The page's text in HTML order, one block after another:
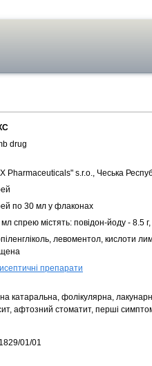
drug
Pharmaceuticals" s.r.o., Чеська
по 30 мл у флаконах
спрею містять: повiдон-йоду - 8.5 г,
левоментол, кислоти
препарати
катаральна, фолікулярна,
афтозний стоматит, перші
01/01